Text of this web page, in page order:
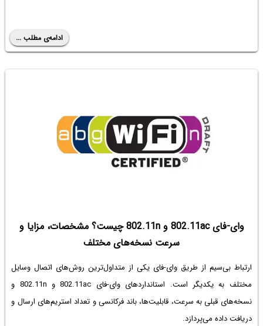
ادامه‌ی مطلب ...
وای-فای 802.11ac و 802.11n چیست؟ مشخصات، مزایا و
سرعت نسخه‌های مختلف
ارتباط بی‌سیم از طریق وای-فای یکی از متداول‌ترین روش‌های اتصال وسایل
مختلف به یکدیگر است. استانداردهای وای-فای 802.11ac و 802.11n و
نسخه‌های قبلی به سرعت، قابلیت‌ها، باند فرکانسی و تعداد استریم‌های ارسال و
دریافت داده می‌پردازد.